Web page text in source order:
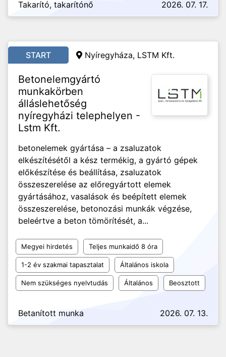
Takarító, takarítónő 2026. 07. 17.
START Nyíregyháza, LSTM Kft.
Betonelemgyártó
munkakörben
álláslehetőség
nyíregyházi telephelyen -
Lstm Kft.
betonelemek gyártása – a zsaluzatok
elkészítésétől a kész termékig, a gyártó gépek
előkészítése és beállítása, zsaluzatok
összeszerelése az előregyártott elemek
gyártásához, vasalások és beépített elemek
összeszerelése, betonozási munkák végzése,
beleértve a beton tömörítését, a...
Megyei hirdetés Teljes munkaidő 8 óra
1-2 év szakmai tapasztalat Általános iskola
Nem szükséges nyelvtudás Általános Beosztott
Betanított munka 2026. 07. 13.